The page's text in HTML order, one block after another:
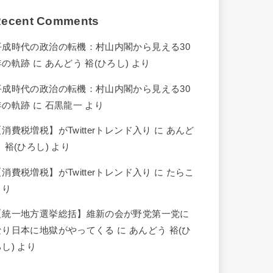
Comments
成時代の政治の転機：村山内閣から見える30
の軌跡 に あんどう 裕(ひろし) より
成時代の政治の転機：村山内閣から見える30
の軌跡 に 石黒龍一 より
消費税増税】がTwitterトレンド入り に あんど
裕(ひろし) より
消費税増税】がTwitterトレンド入り に たらこ
統一地方選挙総括】維新の会が野党第一党に
り日本に地獄がやってくる に あんどう 裕(ひ
し) より